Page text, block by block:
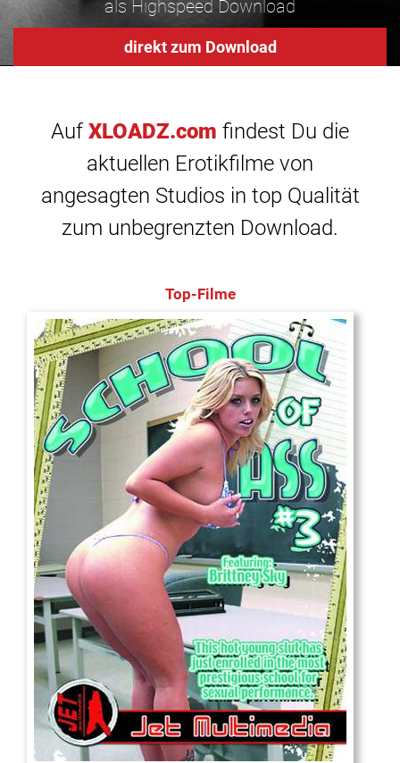
als Highspeed Download
direkt zum Download
Auf XLOADZ.com findest Du die
aktuellen Erotikfilme von
angesagten Studios in top Qualität
zum unbegrenzten Download.
Top-Filme